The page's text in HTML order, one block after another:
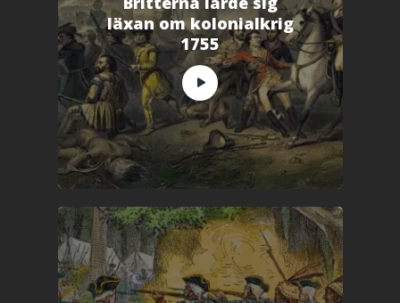
n
y
t
t
f
ö
n
s
t
e
r
)
läxan om kolonialkrig
1755